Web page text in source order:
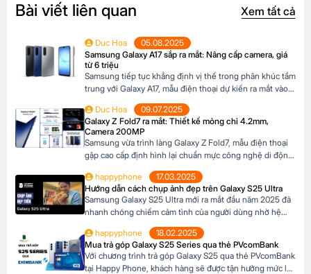
Bài viết liên quan Xem tất cả
Duc Hoa
05.08.2025
Samsung Galaxy A17 sắp ra mắt: Nâng cấp camera, giá
từ 6 triệu
Samsung tiếp tục khẳng định vị thế trong phân khúc tầm
trung với Galaxy A17, mẫu điện thoại dự kiến ra mắt vào
cuối năm 2025 đã xuất hiện trên website các hệ thống
bán lẻ tại Châu Âu. Với những nâng cấp đáng chú ý về
camera, hiệu năng và thiết kế, Galaxy A17 […]
Duc Hoa
09.07.2025
Galaxy Z Fold7 ra mắt: Thiết kế mỏng chỉ 4.2mm,
Camera 200MP
Samsung vừa trình làng Galaxy Z Fold7, mẫu điện thoại
gập cao cấp định hình lại chuẩn mực công nghệ di động.
200MP sắc nét chưa từng có trên dòng Z Fold, sản phẩm
này không chỉ là một thiết bị công nghệ […]
happyphone
17.03.2025
Hướng dẫn cách chụp ảnh đẹp trên Galaxy S25 Ultra
Samsung Galaxy S25 Ultra mới ra mắt đầu năm 2025 đã
nhanh chóng chiếm cảm tình của người dùng nhờ hệ
200MP, khả năng zoom xa ấn tượng và các tính năng
thông minh giúp ghi lại những khoảnh khắc đẹp trong
cuộc sống. Sau đây […]
happyphone
18.02.2025
Mua trả góp Galaxy S25 Series qua thẻ PVcomBank
Với chương trình trả góp Galaxy S25 qua thẻ PVcomBank
tại Happy Phone, khách hàng sẽ được tận hưởng mức lãi